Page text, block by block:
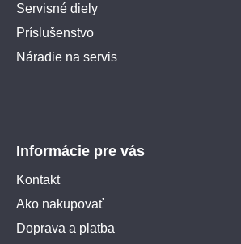
Servisné diely
Príslušenstvo
Náradie na servis
Informácie pre vás
Kontakt
Ako nakupovať
Doprava a platba